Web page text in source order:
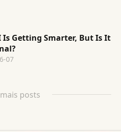
Is Getting Smarter, But Is It
07
posts